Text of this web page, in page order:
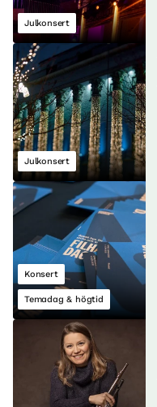
Julkonsert
Julkonsert
Konsert
Temadag & högtid